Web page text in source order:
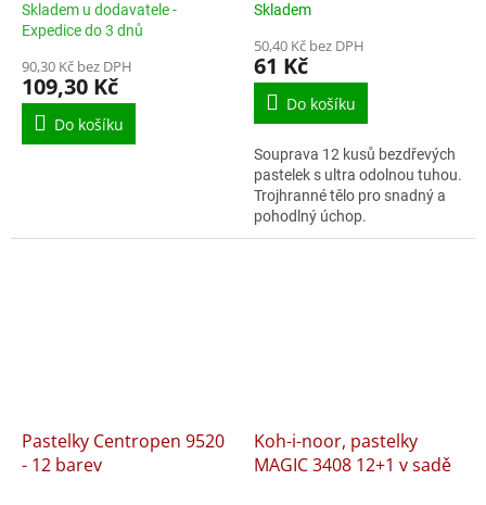
Skladem u dodavatele -
Expedice do 3 dnů
90,30 Kč bez DPH
109,30 Kč
Do košíku
Skladem
50,40 Kč bez DPH
61 Kč
Do košíku
Souprava 12 kusů bezdřevých
pastelek s ultra odolnou tuhou.
Trojhranné tělo pro snadný a
pohodlný úchop.
Pastelky Centropen 9520
- 12 barev
Koh-i-noor, pastelky
MAGIC 3408 12+1 v sadě